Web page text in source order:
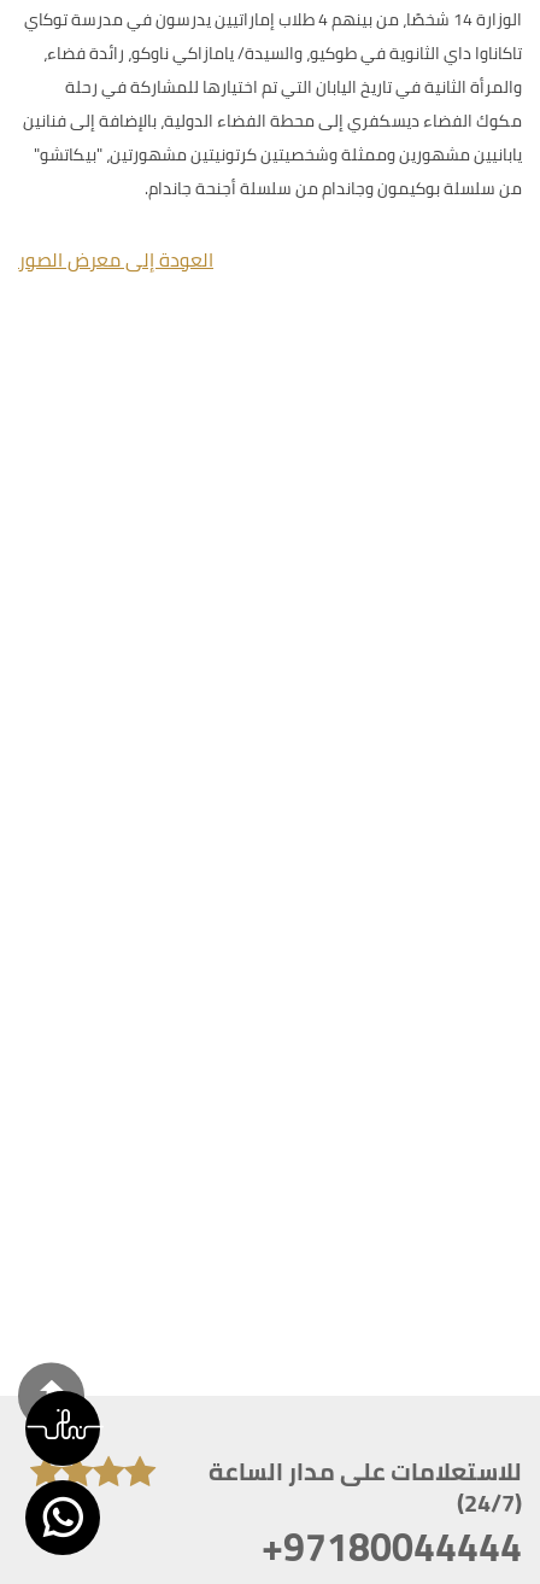
الوزارة 14 شخصًا، من بينهم 4 طلاب إماراتيين يدرسون في مدرسة توكاي
تاكاناوا داي الثانوية في طوكيو، والسيدة/ يامازاكي ناوكو، رائدة فضاء،
والمرأة الثانية في تاريخ اليابان التي تم اختيارها للمشاركة في رحلة
مكوك الفضاء ديسكفري إلى محطة الفضاء الدولية، بالإضافة إلى فنانين
يابانيين مشهورين وممثلة وشخصيتين كرتونيتين مشهورتين، "بيكاتشو"
من سلسلة بوكيمون وجاندام من سلسلة أجنحة جاندام.
العودة إلى معرض الصور
للاستعلامات على مدار الساعة
(24/7)
+97180044444